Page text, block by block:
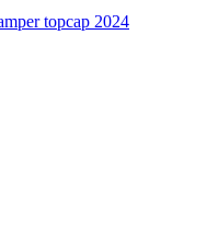
topcap 2024